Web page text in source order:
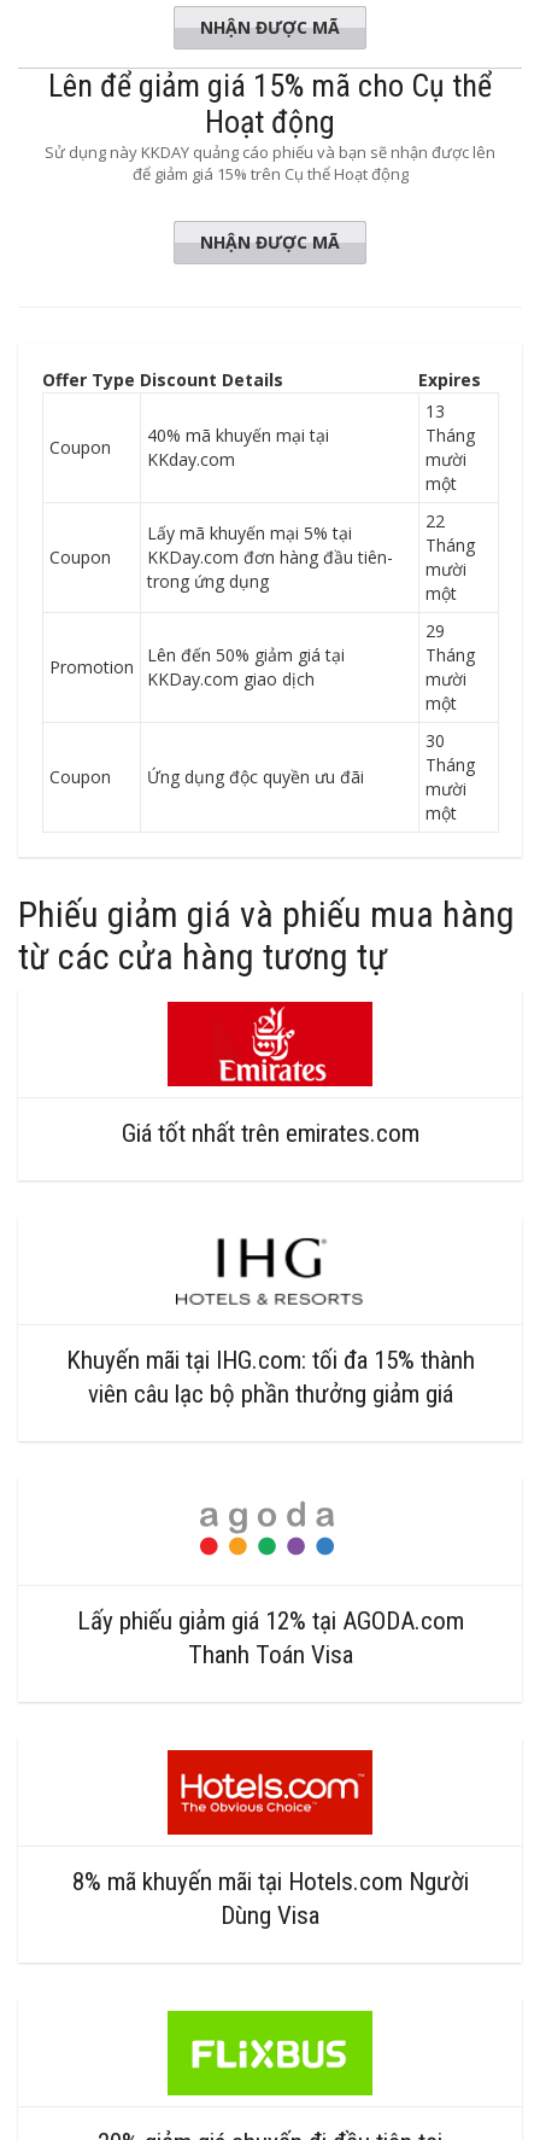
IWORLD5
NHẬN ĐƯỢC MÃ
Lên để giảm giá 15% mã cho Cụ thể
Hoạt động
Sử dụng này KKDAY quảng cáo phiếu và bạn sẽ nhận được lên
để giảm giá 15% trên Cụ thể Hoạt động
WP15OFF
NHẬN ĐƯỢC MÃ
Offer Type Discount Details Expires
Coupon
40% mã khuyến mại tại
KKday.com
13
Tháng
mười
một
Coupon
Lấy mã khuyến mại 5% tại
KKDay.com đơn hàng đầu tiên-
trong ứng dụng
22
Tháng
mười
một
Promotion
Lên đến 50% giảm giá tại
KKDay.com giao dịch
29
Tháng
mười
một
Coupon Ứng dụng độc quyền ưu đãi
30
Tháng
mười
một
Phiếu giảm giá và phiếu mua hàng
từ các cửa hàng tương tự
Giá tốt nhất trên emirates.com
Khuyến mãi tại IHG.com: tối đa 15% thành
viên câu lạc bộ phần thưởng giảm giá
Lấy phiếu giảm giá 12% tại AGODA.com
Thanh Toán Visa
8% mã khuyến mãi tại Hotels.com Người
Dùng Visa